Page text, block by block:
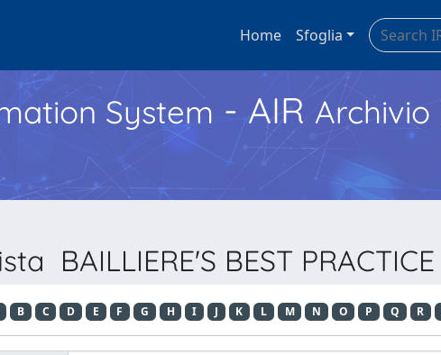
Home Sfoglia
System - AIR Archivio
BAILLIERE'S BEST PRACTICE
B C D E F G H I J K L M N O P Q R